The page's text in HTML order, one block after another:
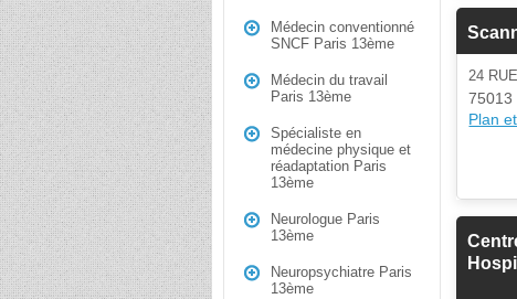
Médecin conventionné
SNCF Paris 13ème
Médecin du travail
Paris 13ème
Spécialiste en
médecine physique et
réadaptation Paris
13ème
Neurologue Paris
13ème
Neuropsychiatre Paris
13ème
24
75013
Plan